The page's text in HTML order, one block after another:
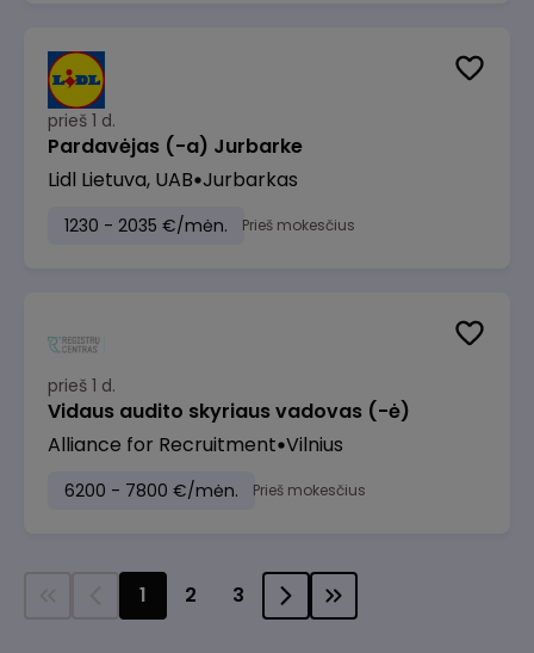
prieš 1 d.
Pardavėjas (-a) Jurbarke
Lidl Lietuva, UAB Jurbarkas
1230 - 2035 €/mėn. Prieš mokesčius
prieš 1 d.
Vidaus audito skyriaus vadovas (-ė)
Alliance for Recruitment Vilnius
6200 - 7800 €/mėn. Prieš mokesčius
1 2 3